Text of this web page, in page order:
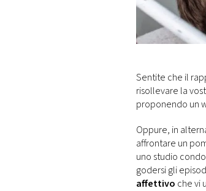
DI
MONACO
Sentite che il
risollevare la
proponendo un
Oppure, in
affrontare un
uno studio
godersi gli
affettivo che vi